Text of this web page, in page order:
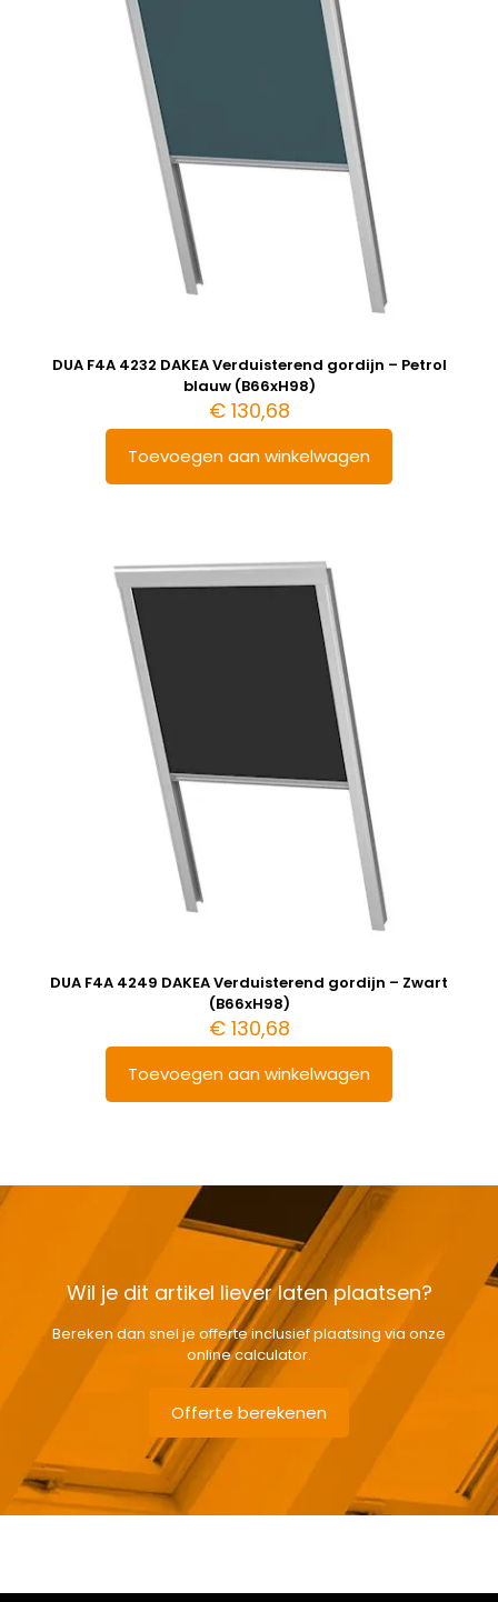
DUA F4A 4232 DAKEA Verduisterend gordijn – Petrol
blauw (B66xH98)
€130,68
Toevoegen aan winkelwagen
DUA F4A 4249 DAKEA Verduisterend gordijn – Zwart
(B66xH98)
€130,68
Toevoegen aan winkelwagen
Wil je dit artikel liever laten plaatsen?
Bereken dan snel je offerte inclusief plaatsing via onze
online calculator.
Offerte berekenen